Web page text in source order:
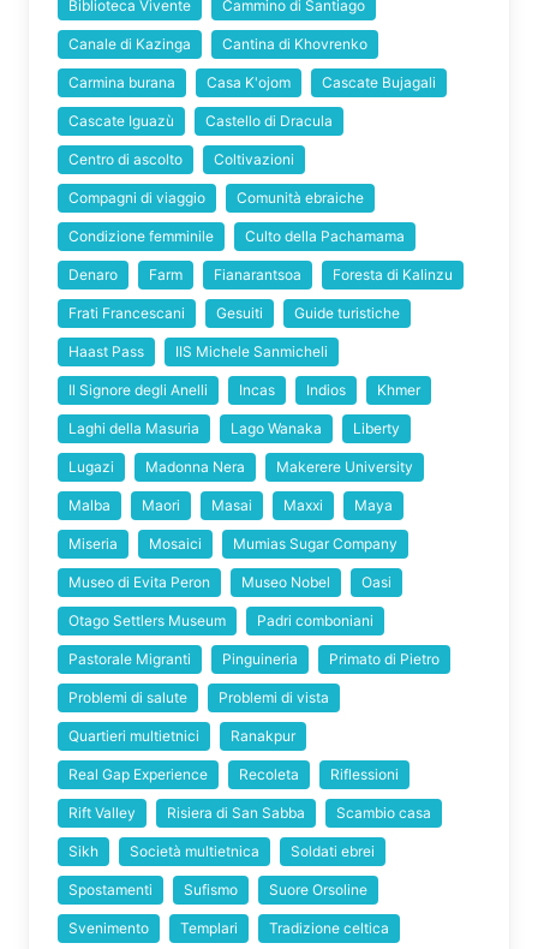
Biblioteca Vivente Cammino di Santiago
Canale di Kazinga Cantina di Khovrenko
Carmina burana Casa K'ojom Cascate Bujagali
Cascate Iguazù Castello di Dracula
Centro di ascolto Coltivazioni
Compagni di viaggio Comunità ebraiche
Condizione femminile Culto della Pachamama
Denaro Farm Fianarantsoa Foresta di Kalinzu
Frati Francescani Gesuiti Guide turistiche
Haast Pass IIS Michele Sanmicheli
Il Signore degli Anelli Incas Indios Khmer
Laghi della Masuria Lago Wanaka Liberty
Lugazi Madonna Nera Makerere University
Malba Maori Masai Maxxi Maya
Miseria Mosaici Mumias Sugar Company
Museo di Evita Peron Museo Nobel Oasi
Otago Settlers Museum Padri comboniani
Pastorale Migranti Pinguineria Primato di Pietro
Problemi di salute Problemi di vista
Quartieri multietnici Ranakpur
Real Gap Experience Recoleta Riflessioni
Rift Valley Risiera di San Sabba Scambio casa
Sikh Società multietnica Soldati ebrei
Spostamenti Sufismo Suore Orsoline
Svenimento Templari Tradizione celtica